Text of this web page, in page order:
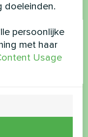
doeleinden.
persoonlijke
met haar
Usage